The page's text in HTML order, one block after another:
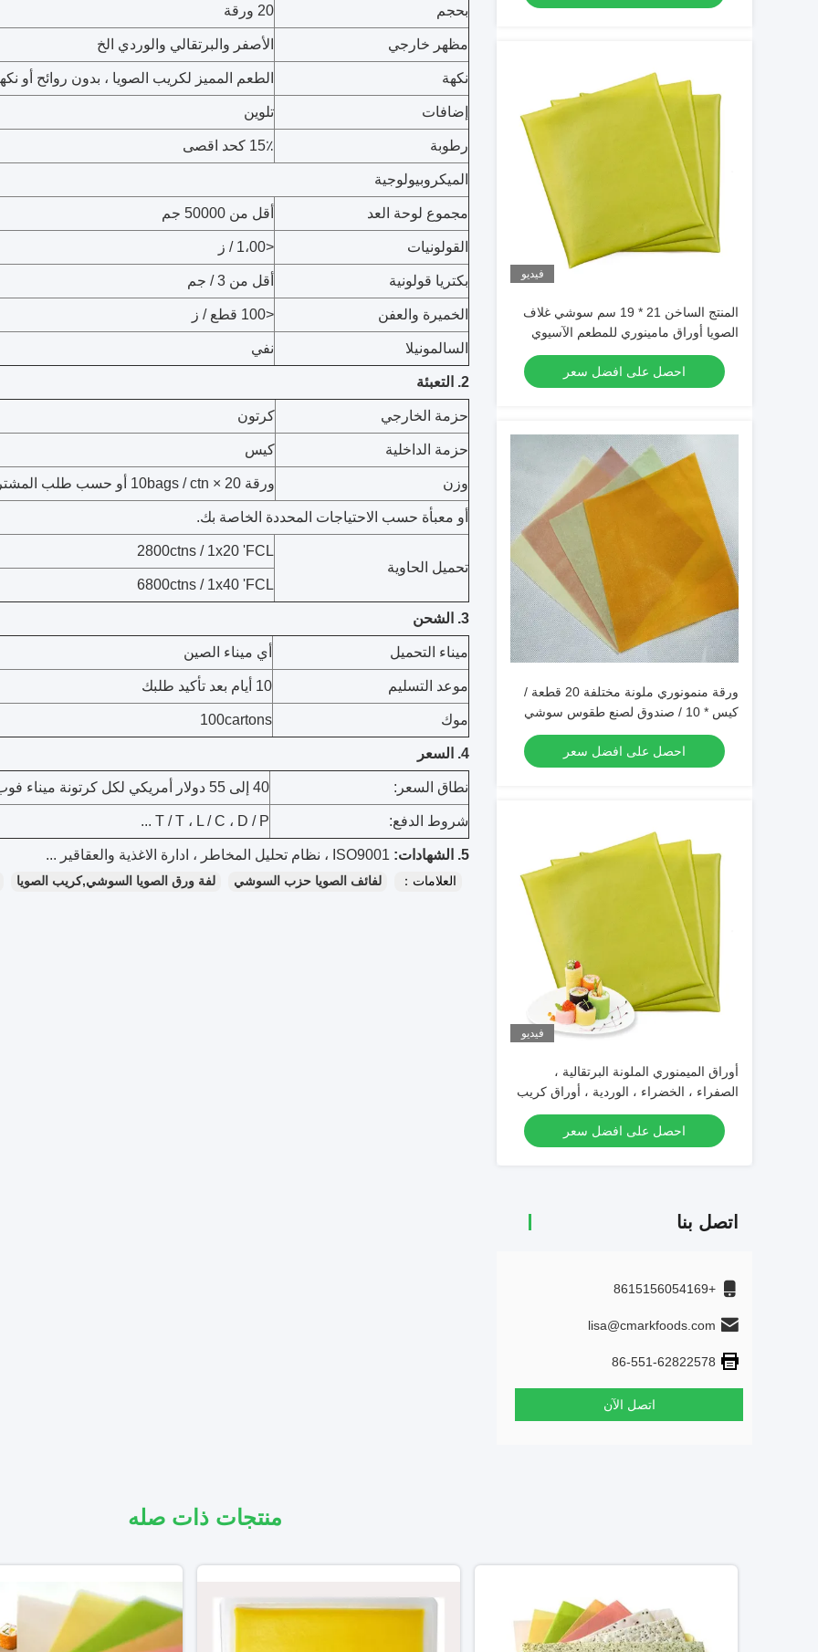
فيديو
المنتج الساخن 21 * 19 سم سوشي غلاف
الصويا أوراق مامينوري للمطعم الآسيوي
احصل على افضل سعر
ورقة منمونوري ملونة مختلفة 20 قطعة /
كيس * 10 / صندوق لصنع طقوس سوشي
ملونة
احصل على افضل سعر
فيديو
أوراق الميمنوري الملونة البرتقالية ،
الصفراء ، الخضراء ، الوردية ، أوراق كريب
الصويا للسوشي المتداول
احصل على افضل سعر
اتصل بنا
+8615156054169
lisa@cmarkfoods.com
86-551-62822578
اتصل الآن
بحجم 20 ورقة
مظهر خارجي الأصفر والبرتقالي والوردي الخ
نكهة الطعم المميز لكريب الصويا ، بدون روائح أو
إضافات تلوين
رطوبة 15٪ كحد اقصى
الميكروبيولوجية
مجموع لوحة العد أقل من 50000 جم
القولونيات <1،00 / ز
بكتريا قولونية أقل من 3 / جم
الخميرة والعفن <100 قطع / ز
السالمونيلا نفي
2. التعبئة
حزمة الخارجي كرتون
حزمة الداخلية كيس
وزن ورقة 20 × 10bags / ctn أو حسب طلب المشترين
أو معبأة حسب الاحتياجات المحددة الخاصة بك.
تحميل الحاوية
2800ctns / 1x20 'FCL
6800ctns / 1x40 'FCL
3. الشحن
ميناء التحميل أي ميناء الصين
موعد التسليم 10 أيام بعد تأكيد طلبك
موك 100cartons
4. السعر
نطاق السعر: 40 إلى 55 دولار أمريكي لكل كرتونة ميناء فوب الصين
شروط الدفع: T / T ، L / C ، D / P ...
5. الشهادات:
العلامات： لفائف الصويا حزب السوشي لفة ورق الصويا السوشي,كريب الصويا
منتجات ذات صله